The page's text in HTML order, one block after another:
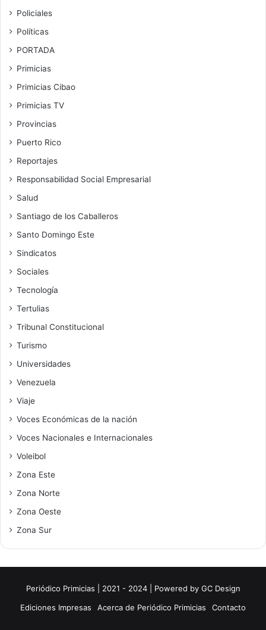
Policiales
Políticas
PORTADA
Primicias
Primicias Cibao
Primicias TV
Provincias
Puerto Rico
Reportajes
Responsabilidad Social Empresarial
Salud
Santiago de los Caballeros
Santo Domingo Este
Sindicatos
Sociales
Tecnología
Tertulias
Tribunal Constitucional
Turismo
Universidades
Venezuela
Viaje
Voces Económicas de la nación
Voces Nacionales e Internacionales
Voleibol
Zona Este
Zona Norte
Zona Oeste
Zona Sur
Periódico Primicias | 2021 - 2024 | Powered by GC Design
Ediciones Impresas
Acerca de Periódico Primicias Contacto